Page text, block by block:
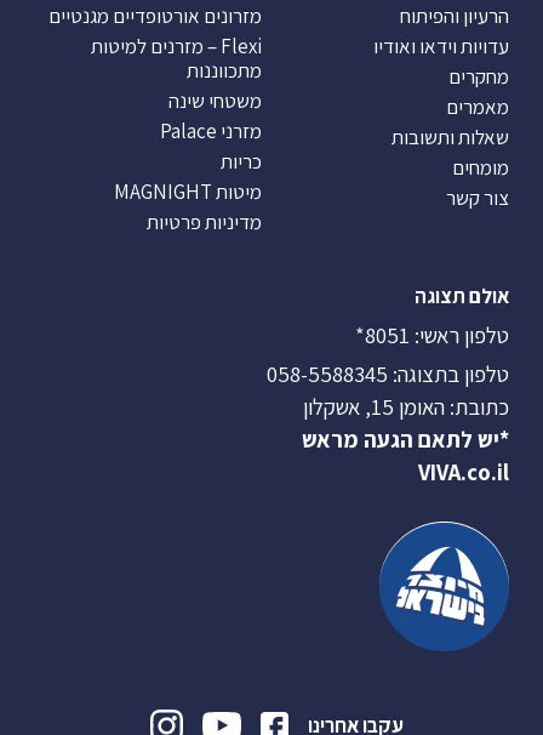
הרעיון והפיתוח
עדויות וידאו ואודיו
מחקרים
מאמרים
שאלות ותשובות
מומחים
צור קשר
מזרונים אורטופדיים מגנטיים
Flexi – מזרנים למיטות
מתכווננות
משטחי שינה
מזרני Palace
כריות
מיטות MAGNIGHT
מדיניות פרטיות
אולם תצוגה
טלפון ראשי: 8051*
טלפון בתצוגה: 058-5588345
כתובת: האומן 15, אשקלון
*יש לתאם הגעה מראש
VIVA.co.il
עקבו אחרינו